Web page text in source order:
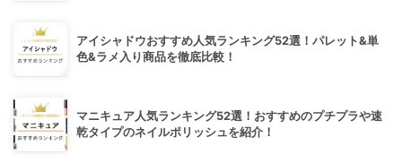
アイシャドウおすすめ人気ランキング52選！パレット&単
色&ラメ入り商品を徹底比較！
マニキュア人気ランキング52選！おすすめのプチプラや速
乾タイプのネイルポリッシュを紹介！